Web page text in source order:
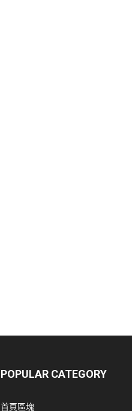
POPULAR CATEGORY
首頁區塊